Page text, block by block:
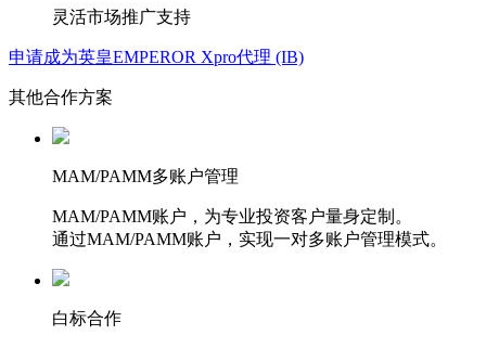
灵活市场推广支持
申请成为英皇EMPEROR Xpro代理 (IB)
其他合作方案
MAM/PAMM多账户管理
MAM/PAMM账户，为专业投资客户量身定制。
通过MAM/PAMM账户，实现一对多账户管理模式。
白标合作